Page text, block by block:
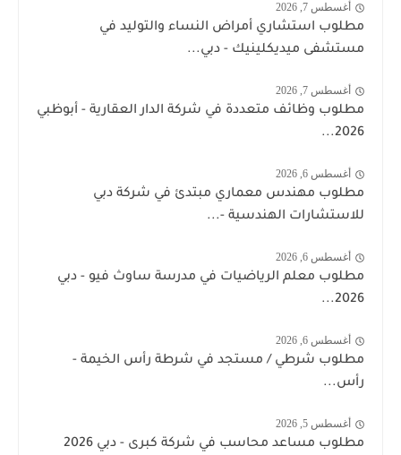
أغسطس 7, 2026
مطلوب استشاري أمراض النساء والتوليد في
مستشفى ميديكلينيك - دبي...
أغسطس 7, 2026
مطلوب وظائف متعددة في شركة الدار العقارية - أبوظبي
2026...
أغسطس 6, 2026
مطلوب مهندس معماري مبتدئ في شركة دبي
للاستشارات الهندسية -...
أغسطس 6, 2026
مطلوب معلم الرياضيات في مدرسة ساوث فيو - دبي
2026...
أغسطس 6, 2026
مطلوب شرطي / مستجد في شرطة رأس الخيمة -
رأس...
أغسطس 5, 2026
مطلوب مساعد محاسب في شركة كبرى - دبي 2026